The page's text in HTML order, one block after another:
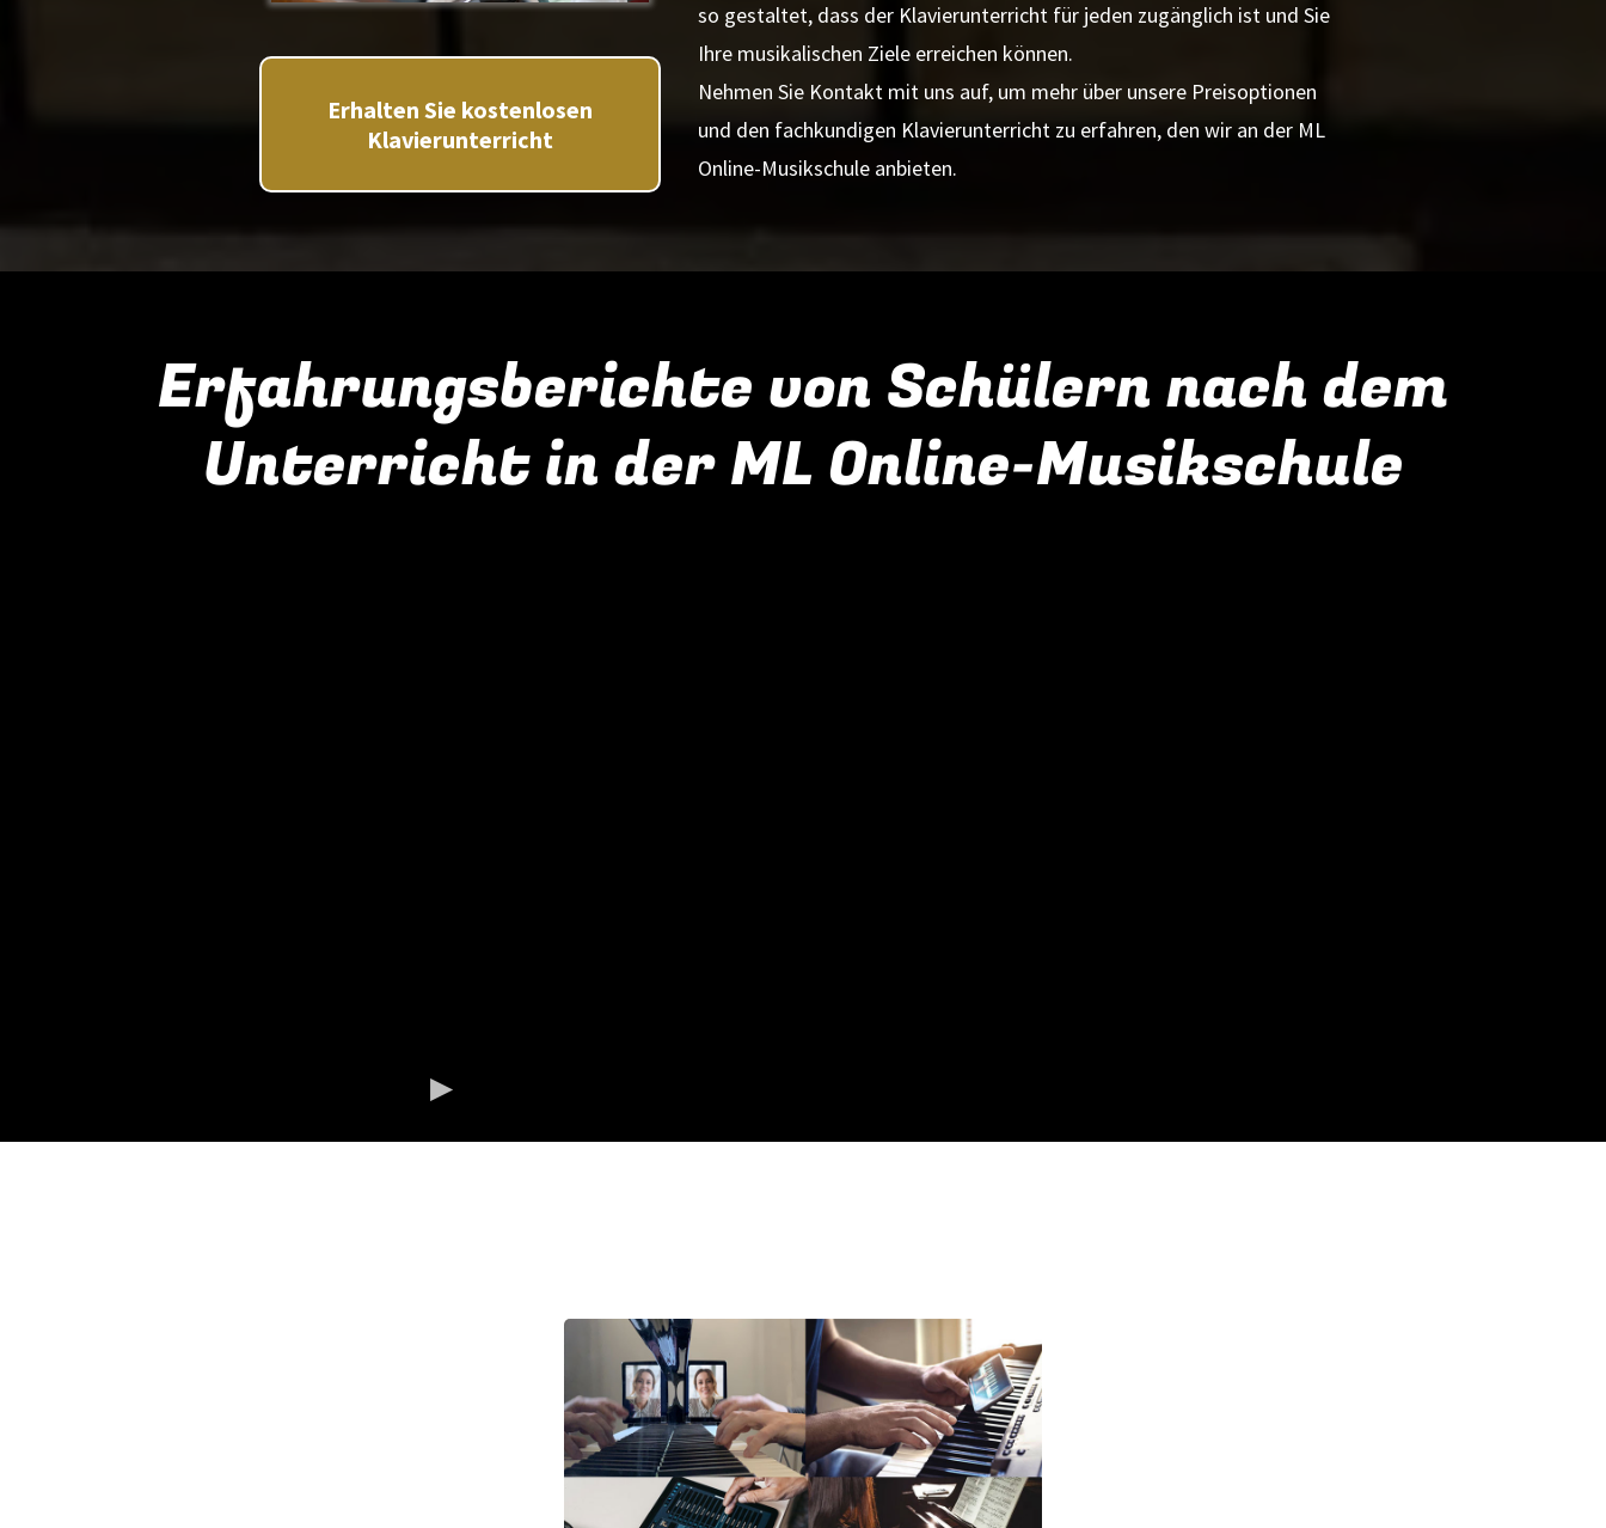
Erhalten Sie kostenlosen
Klavierunterricht
so gestaltet, dass der Klavierunterricht für jeden zugänglich ist und Sie
Ihre musikalischen Ziele erreichen können.
Nehmen Sie Kontakt mit uns auf, um mehr über unsere Preisoptionen
und den fachkundigen Klavierunterricht zu erfahren, den wir an der ML
Online-Musikschule anbieten.
Erfahrungsberichte von Schülern nach dem
Unterricht in der ML Online-Musikschule